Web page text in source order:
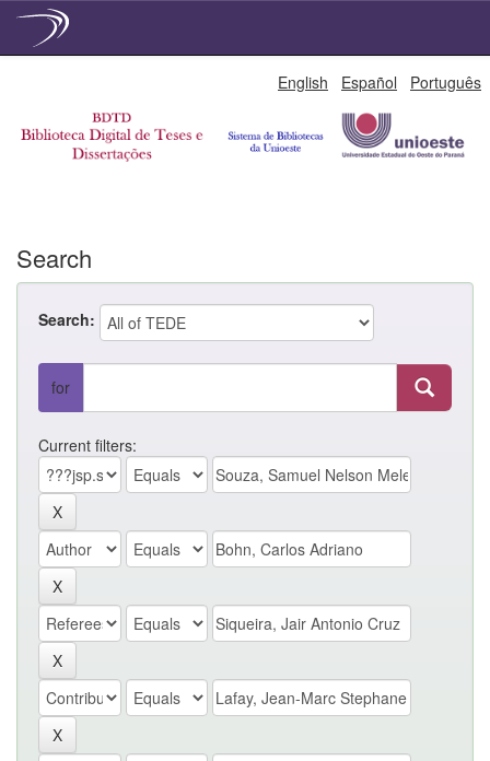
English Español Português
Search
Search:
for
Current filters: